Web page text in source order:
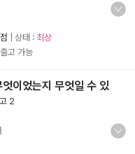
| 상태 : 최상
출고 가능
이었는지 무엇일 수 있
2